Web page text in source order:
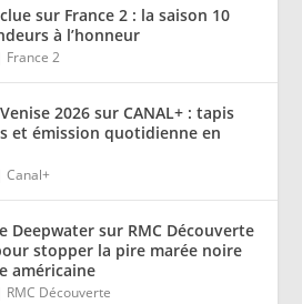
sur France 2 : la saison 10
à l’honneur
France 2
2026 sur CANAL+ : tapis
et émission quotidienne en
|Canal+
Deepwater sur RMC Découverte
stopper la pire marée noire
américaine
RMC Découverte